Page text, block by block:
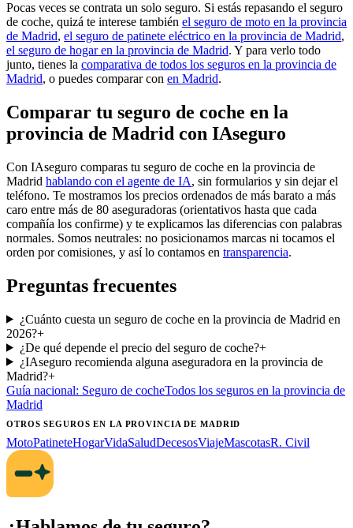
Pocas veces se contrata un solo seguro. Si estás repasando el seguro
de coche, quizá te interese también el seguro de moto en la provincia
de Madrid, el seguro de patinete eléctrico en la provincia de Madrid,
el seguro de hogar en la provincia de Madrid. Y para verlo todo
junto, tienes la comparativa de todos los seguros en la provincia de
Madrid, o puedes comparar con en Madrid.
Comparar tu seguro de coche en la
provincia de Madrid con IAseguro
Con IAseguro comparas tu seguro de coche en la provincia de
Madrid hablando con el agente de IA, sin formularios y sin dejar el
teléfono. Te mostramos los precios ordenados de más barato a más
caro entre más de 80 aseguradoras (orientativos hasta que cada
compañía los confirme) y te explicamos las diferencias con palabras
normales. Somos neutrales: no posicionamos marcas ni tocamos el
orden por comisiones, y así lo contamos en transparencia.
Preguntas frecuentes
¿Cuánto cuesta un seguro de coche en la provincia de Madrid en
2026?+
¿De qué depende el precio del seguro de coche?+
¿IAseguro recomienda alguna aseguradora en la provincia de
Madrid?+
Guía nacional: Seguro de cocheTodos los seguros en la provincia de
Madrid
OTROS SEGUROSEN LA PROVINCIA DE MADRID
MotoPatineteHogarVidaSaludDecesosViajeMascotasR. Civil